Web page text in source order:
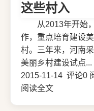
这些村入
从2013年开始，
作，重点培育建设
村。三年来，河南
美丽乡村建设试点...
2015-11-14 评论0
阅读全文